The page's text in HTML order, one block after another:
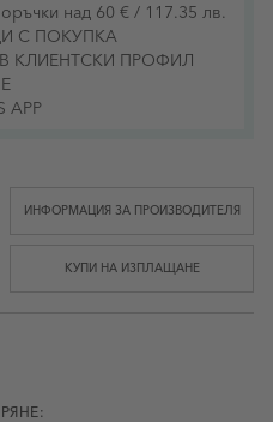
над 60 € / 117.35 лв.
С ПОКУПКА
КЛИЕНТСКИ ПРОФИЛ
APP
ИНФОРМАЦИЯ ЗА ПРОИЗВОДИТЕЛЯ
КУПИ НА ИЗПЛАЩАНЕ